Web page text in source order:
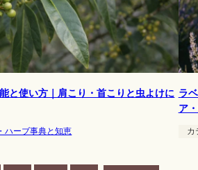
と使い方｜肩こり・首こりと虫よけに
ハーブ事典と知恵
ラ
ア
カ